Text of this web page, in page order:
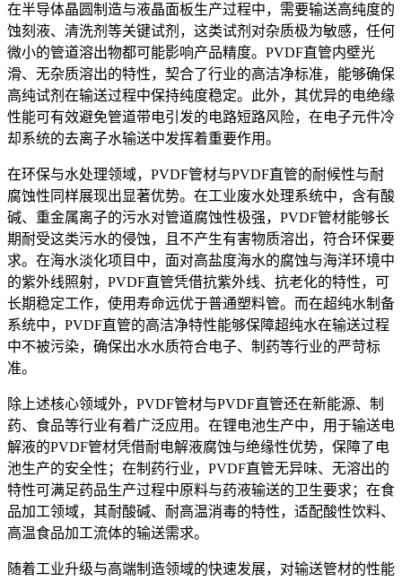
在半导体晶圆制造与液晶面板生产过程中，需要输送高纯度的
蚀刻液、清洗剂等关键试剂，这类试剂对杂质极为敏感，任何
微小的管道溶出物都可能影响产品精度。PVDF直管内壁光
滑、无杂质溶出的特性，契合了行业的高洁净标准，能够确保
高纯试剂在输送过程中保持纯度稳定。此外，其优异的电绝缘
性能可有效避免管道带电引发的电路短路风险，在电子元件冷
却系统的去离子水输送中发挥着重要作用。
在环保与水处理领域，PVDF管材与PVDF直管的耐候性与耐
腐蚀性同样展现出显著优势。在工业废水处理系统中，含有酸
碱、重金属离子的污水对管道腐蚀性极强，PVDF管材能够长
期耐受这类污水的侵蚀，且不产生有害物质溶出，符合环保要
求。在海水淡化项目中，面对高盐度海水的腐蚀与海洋环境中
的紫外线照射，PVDF直管凭借抗紫外线、抗老化的特性，可
长期稳定工作，使用寿命远优于普通塑料管。而在超纯水制备
系统中，PVDF直管的高洁净特性能够保障超纯水在输送过程
中不被污染，确保出水水质符合电子、制药等行业的严苛标
准。
除上述核心领域外，PVDF管材与PVDF直管还在新能源、制
药、食品等行业有着广泛应用。在锂电池生产中，用于输送电
解液的PVDF管材凭借耐电解液腐蚀与绝缘性优势，保障了电
池生产的安全性；在制药行业，PVDF直管无异味、无溶出的
特性可满足药品生产过程中原料与药液输送的卫生要求；在食
品加工领域，其耐酸碱、耐高温消毒的特性，适配酸性饮料、
高温食品加工流体的输送需求。
随着工业升级与高端制造领域的快速发展，对输送管材的性能